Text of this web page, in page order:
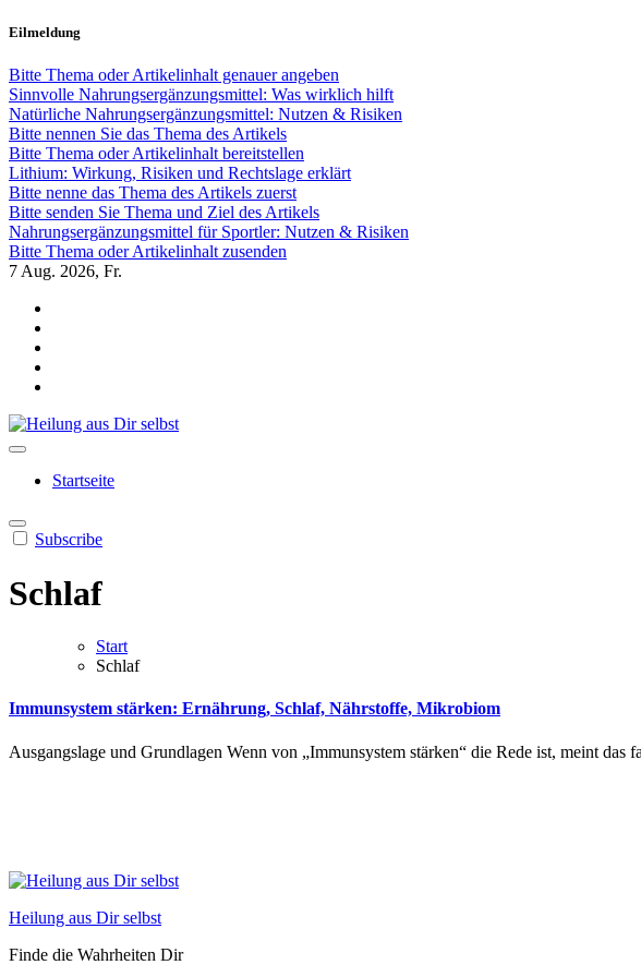
Zum
springen
Eilmeldung
Bitte Thema oder Artikelinhalt genauer angeben
Sinnvolle Nahrungsergänzungsmittel: Was wirklich hilft
Natürliche Nahrungsergänzungsmittel: Nutzen & Risiken
Bitte nennen Sie das Thema des Artikels
Bitte Thema oder Artikelinhalt bereitstellen
Lithium: Wirkung, Risiken und Rechtslage erklärt
Bitte nenne das Thema des Artikels zuerst
Bitte senden Sie Thema und Ziel des Artikels
Nahrungsergänzungsmittel für Sportler: Nutzen & Risiken
Bitte Thema oder Artikelinhalt zusenden
7 Aug. 2026, Fr.
Startseite
Subscribe
Schlaf
Start
Schlaf
Immunsystem stärken: Ernährung, Schlaf, Nährstoffe, Mikrobiom
Ausgangslage u‬nd Grundlagen W‬enn v‬on „Immunsystem stärken“ d‬ie Rede ist, m‬eint
Heilung aus Dir selbst
Finde die Wahrheiten Dir